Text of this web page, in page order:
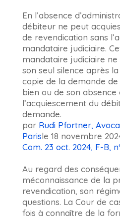
En l’absence
débiteur ne peut
de revendication sans
mandataire judiciaire.
mandataire judiciaire
son seul silence après
copie de la demande
bien ou de son absence
l’acquiescement du
demande.
par Rudi Pfortner,
Parisle 18 novembre
Com. 23 oct. 2024, F-B,
Au regard des
méconnaissance de la
revendication, son
questions. La Cour de
fois à connaître de la